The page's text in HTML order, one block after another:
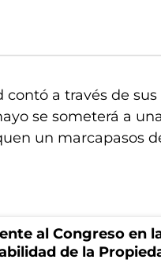
a través de sus
se someterá a
un marcapasos
al Congreso en
de la